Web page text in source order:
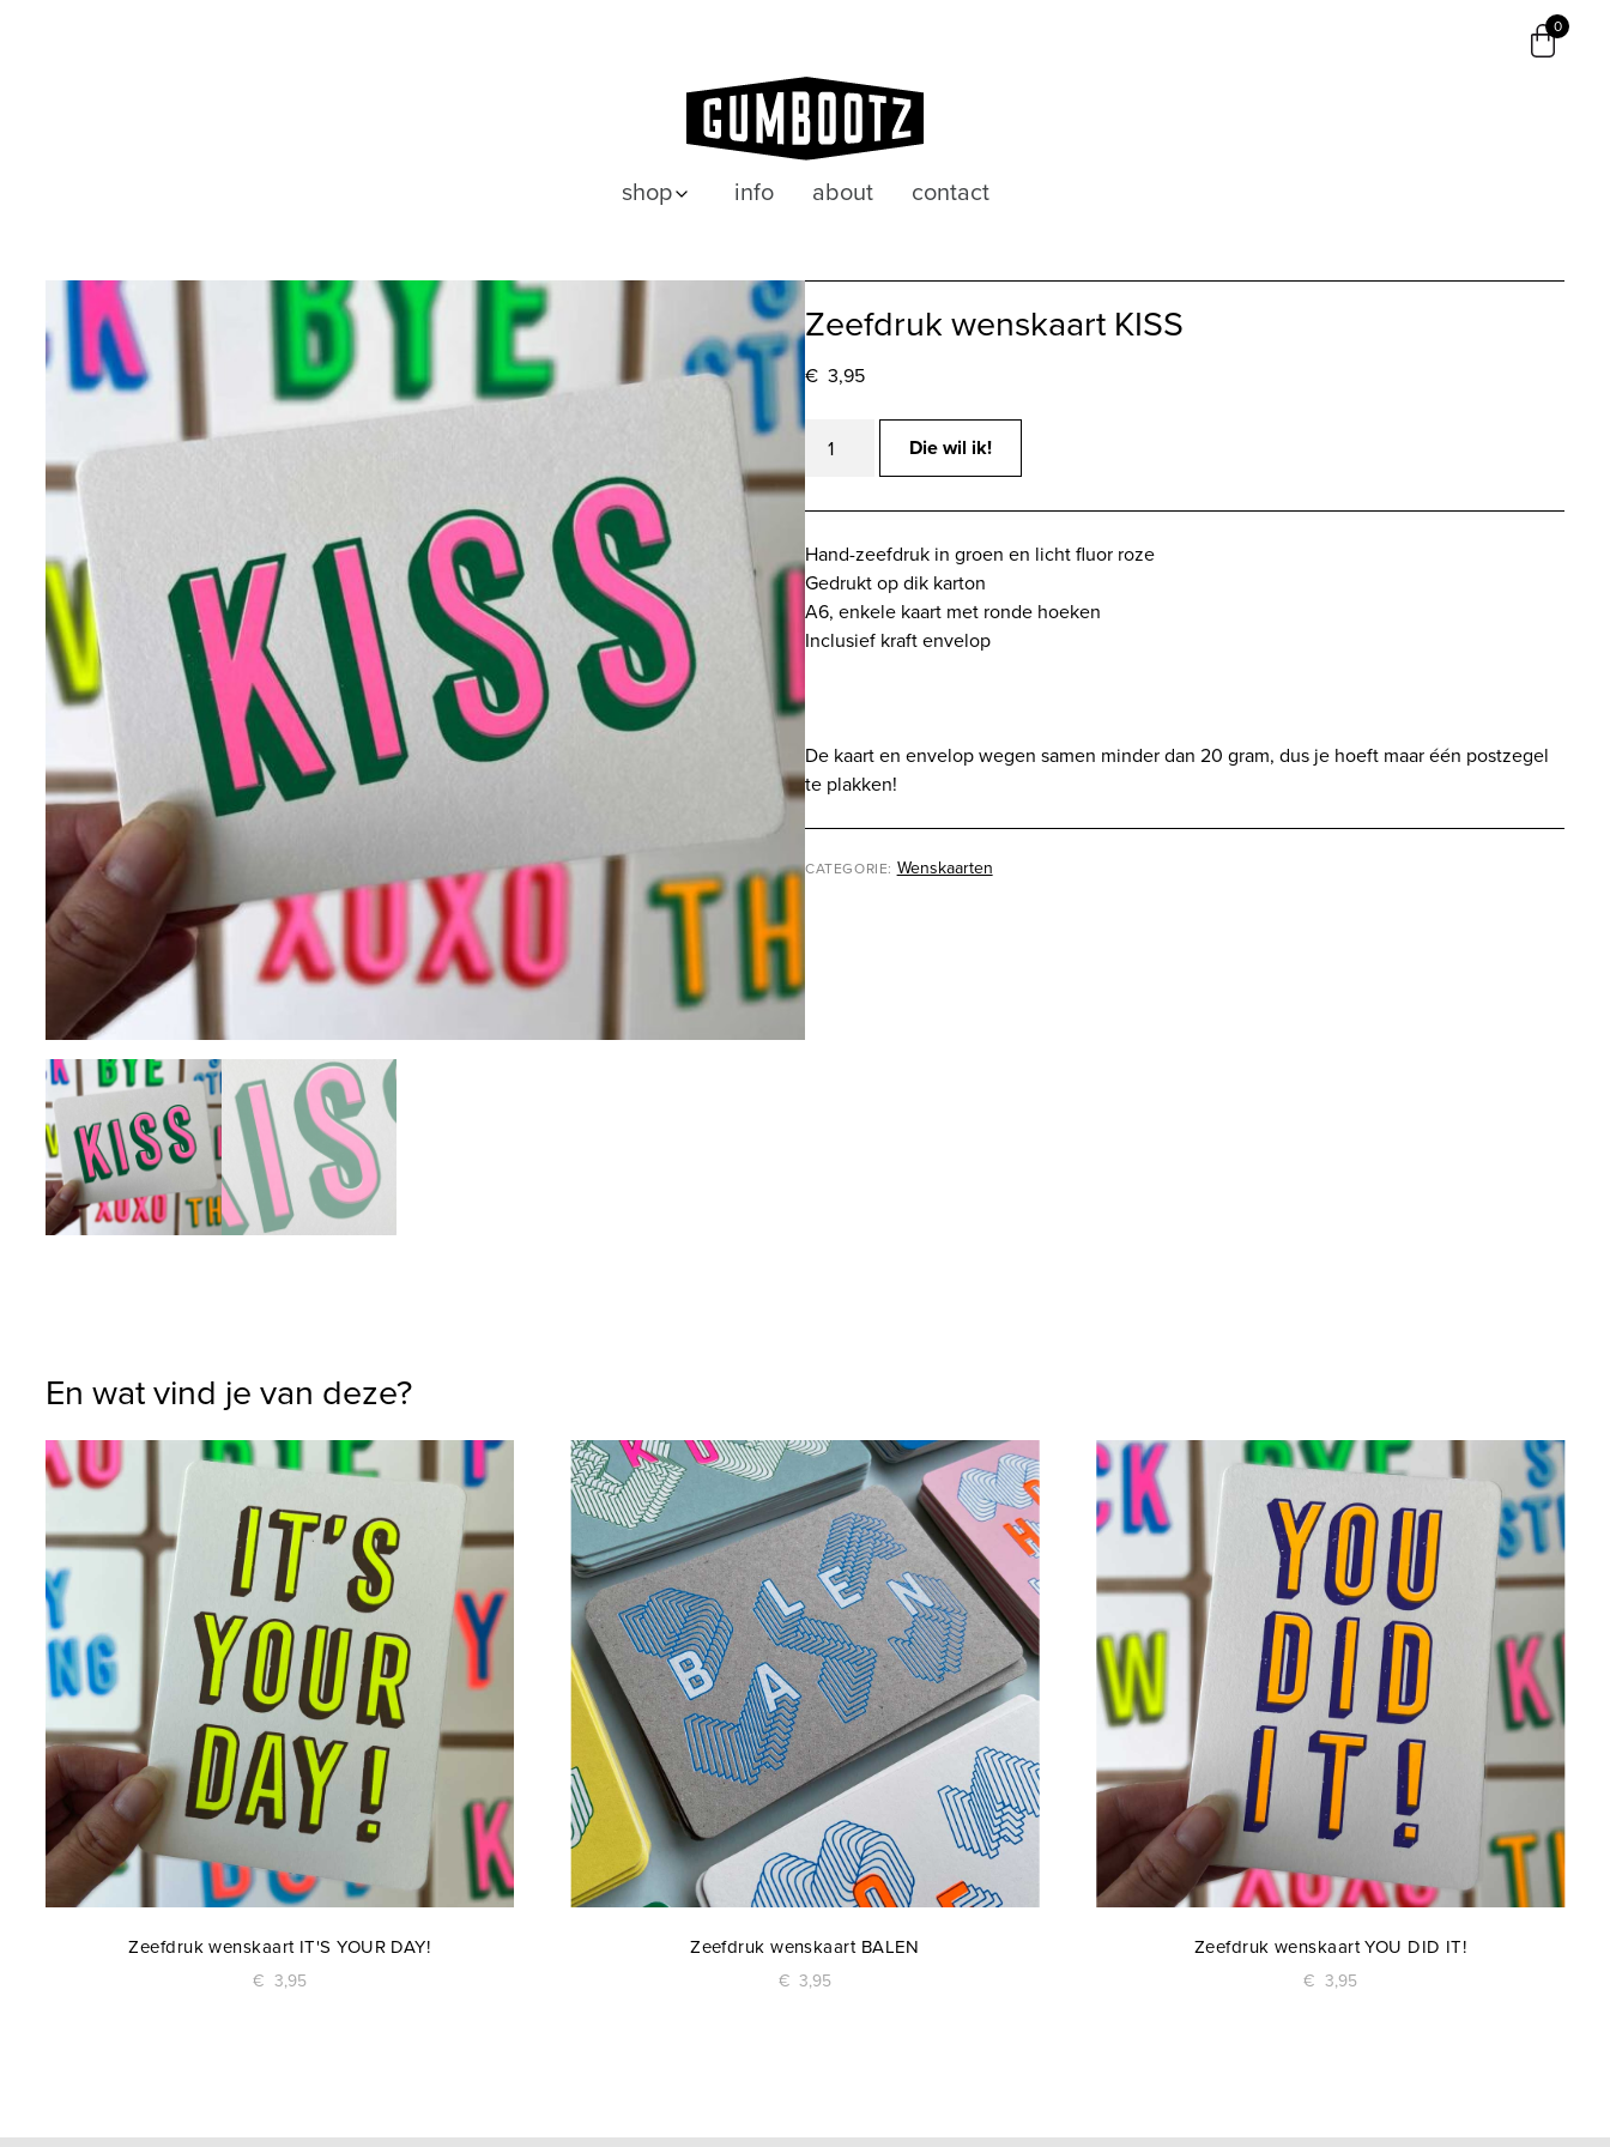
shop
info about contact
0
Zeefdruk wenskaart KISS
€ 3,95
Zeefdruk
wenskaart
KISS
aantal
Die wil ik!
Hand-zeefdruk in groen en licht fluor roze
Gedrukt op dik karton
A6, enkele kaart met ronde hoeken
Inclusief kraft envelop
De kaart en envelop wegen samen minder dan 20 gram, dus je hoeft maar één postzegel
te plakken!
CATEGORIE: Wenskaarten
En wat vind je van deze?
Zeefdruk wenskaart IT'S YOUR DAY!
€ 3,95
Zeefdruk wenskaart BALEN
€ 3,95
Zeefdruk wenskaart YOU DID IT!
€ 3,95